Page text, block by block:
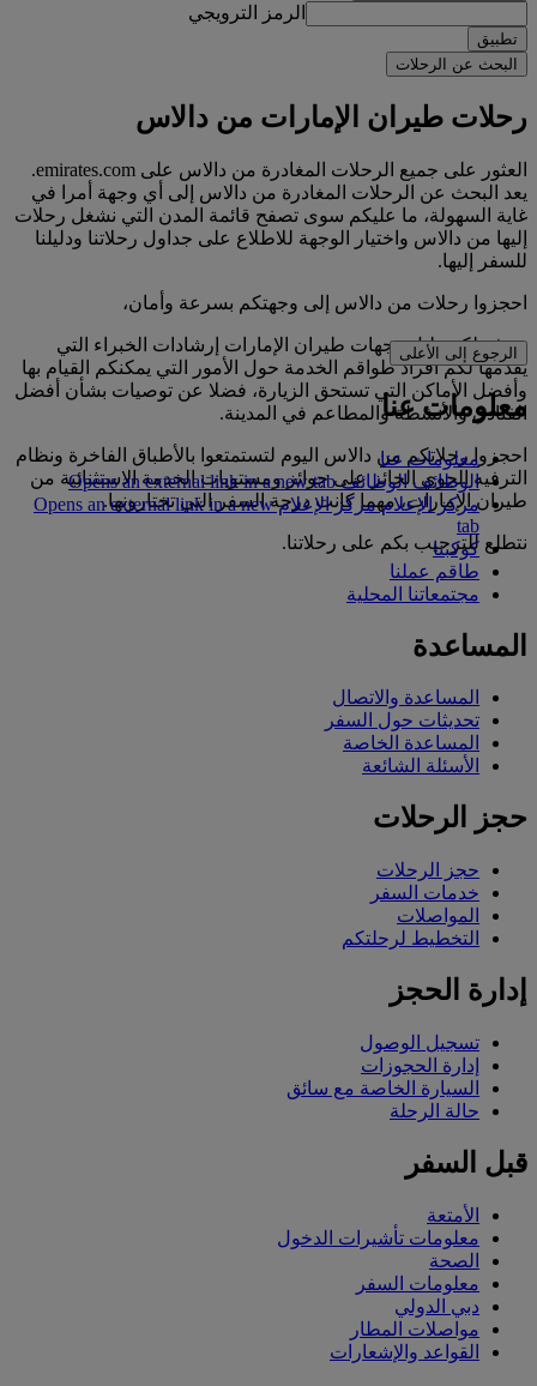
الرمز الترويجي
تطبيق
البحث عن الرحلات
رحلات طيران الإمارات من دالاس
العثور على جميع الرحلات المغادرة من دالاس على emirates.com.
يعد البحث عن الرحلات المغادرة من دالاس إلى أي وجهة أمرا في
غاية السهولة، ما عليكم سوى تصفح قائمة المدن التي نشغل رحلات
إليها من دالاس واختيار الوجهة للاطلاع على جداول رحلاتنا ودليلنا
للسفر إليها.
احجزوا رحلات من دالاس إلى وجهتكم بسرعة وأمان،
ويوفر لكم دليل وجهات طيران الإمارات إرشادات الخبراء التي
يقدمها لكم أفراد طواقم الخدمة حول الأمور التي يمكنكم القيام بها
وأفضل الأماكن التي تستحق الزيارة، فضلا عن توصيات بشأن أفضل
الفنادق والأنشطة والمطاعم في المدينة.
احجزوا رحلاتكم من دالاس اليوم لتستمتعوا بالأطباق الفاخرة ونظام
الترفيه الجوي الحائز على جوائز ومستويات الخدمة الاستثنائية من
طيران الإمارات، مهما كانت درجة السفر التي تختارونها.
نتطلع للترحيب بكم على رحلاتنا.
الرجوع إلى الأعلى
معلومات عنا
معلومات عنا
الوظائفالوظائف Opens an external link in a new tab
مركز الإعلام
مركز الإعلام Opens an external link in a new
tab
كوكبنا
طاقم عملنا
مجتمعاتنا المحلية
المساعدة
المساعدة والاتصال
تحديثات حول السفر
المساعدة الخاصة
الأسئلة الشائعة
حجز الرحلات
حجز الرحلات
خدمات السفر
المواصلات
التخطيط لرحلتكم
إدارة الحجز
تسجيل الوصول
إدارة الحجوزات
السيارة الخاصة مع سائق
حالة الرحلة
قبل السفر
الأمتعة
معلومات تأشيرات الدخول
الصحة
معلومات السفر
دبي الدولي
مواصلات المطار
القواعد والإشعارات